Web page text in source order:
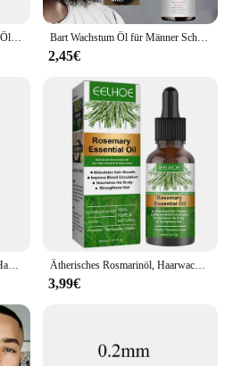
Original Haarwuchs ätherisches Öl Rosmarin Minze Haar stärkende pflegende Behandlung für Spliss und trockene Haarmaske Bart Wachstum Öl für Männer Schnelle Absorption Befeuchten Bart Effektive Bart Enhancer Serum Natürliche Anlage Bart Behandlung 60ML
2,45€
Schnelles effektives Wachstum Haar ätherisches Öl Ingwer verhindern Haarausfall Kopfhaut behandlung dickere Haarpflege produkte für Männer Frauen 50ml Ätherisches Rosmarinöl, Haarwachstumsprodukte, Bio-Haarprodukte, Kopfhaut-Haarstärkungsöl für nährt glänzendes Haar, gesund
3,99€